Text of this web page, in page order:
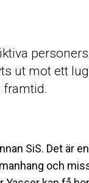
ut mot ett
framtid.
SiS. Det är
och